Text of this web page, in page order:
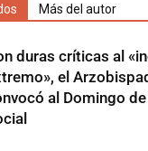
Más del autor
duras críticas al
el
al Domingo